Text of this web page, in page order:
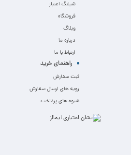
شیلنگ اعتبار
فروشگاه
وبلاگ
درباره ما
ارتباط با ما
راهنمای خرید
ثبت سفارش
رویه های ارسال سفارش
شیوه های پرداخت